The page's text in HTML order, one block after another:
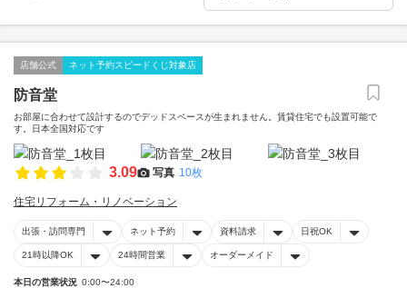
店舗公式 ネット予約スピードくじ対象店
防音堂
お部屋に合わせて設計するのでデッドスペースが生まれません。賃貸住宅でも設置可能で
す。日本全国対応です
3.09 写真 10枚
住宅リフォーム・リノベーション
出張・訪問専門 ネット予約 資料請求 日祝OK
21時以降OK 24時間営業 オーダーメイド
本日の営業状況 0:00〜24:00